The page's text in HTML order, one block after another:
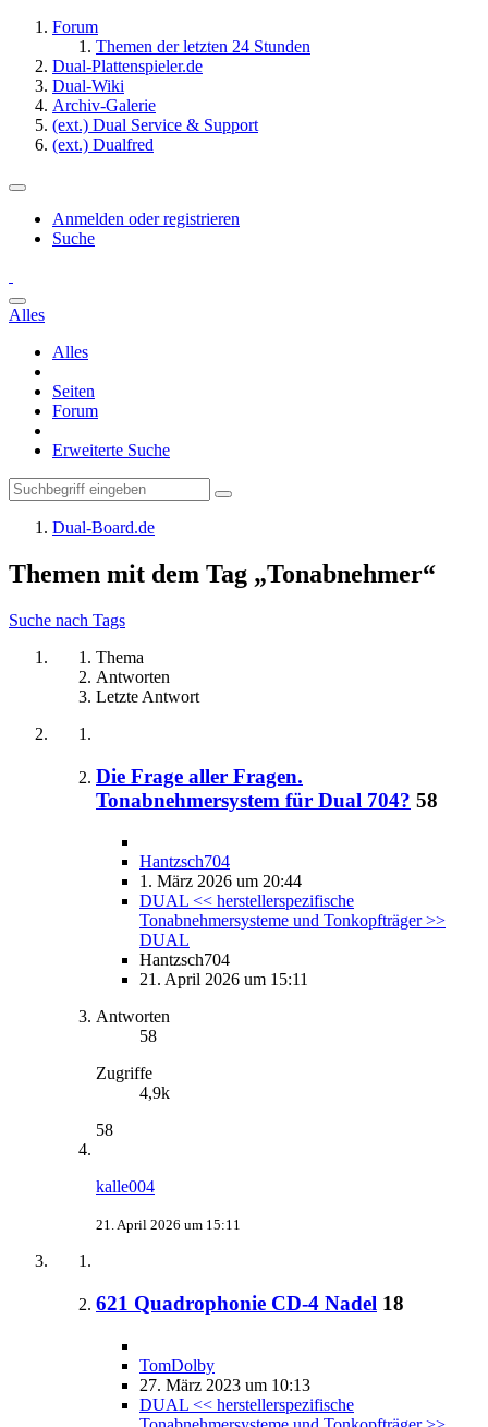
Forum
Themen der letzten 24 Stunden
Dual-Plattenspieler.de
Dual-Wiki
Archiv-Galerie
(ext.) Dual Service & Support
(ext.) Dualfred
Anmelden oder registrieren
Suche
Alles
Alles
Seiten
Forum
Erweiterte Suche
Dual-Board.de
Themen mit dem Tag „Tonabnehmer“
Suche nach Tags
Thema
Antworten
Letzte Antwort
Die Frage aller Fragen.
Tonabnehmersystem für Dual 704? 58
Hantzsch704
1. März 2026 um 20:44
DUAL << herstellerspezifische
Tonabnehmersysteme und Tonkopfträger >>
DUAL
Hantzsch704
21. April 2026 um 15:11
Antworten
58
Zugriffe
4,9k
58
kalle004
21. April 2026 um 15:11
621 Quadrophonie CD-4 Nadel 18
TomDolby
27. März 2023 um 10:13
DUAL << herstellerspezifische